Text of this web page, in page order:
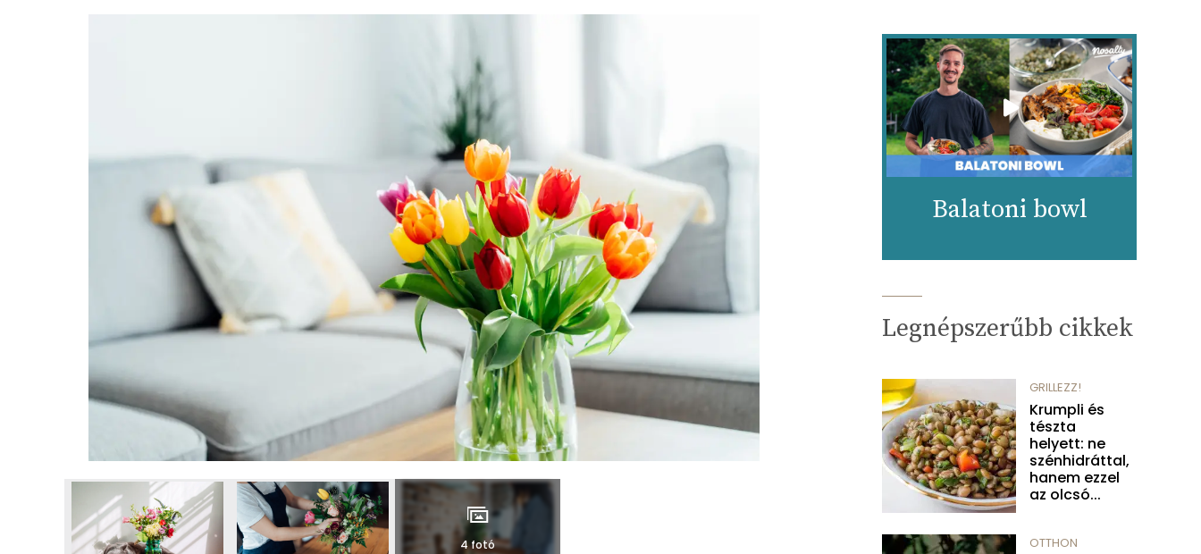
4 fotó
Balatoni bowl
Legnépszerűbb cikkek
GRILLEZZ!
Krumpli és
tészta
helyett: ne
szénhidráttal,
hanem ezzel
az olcsó...
OTTHON